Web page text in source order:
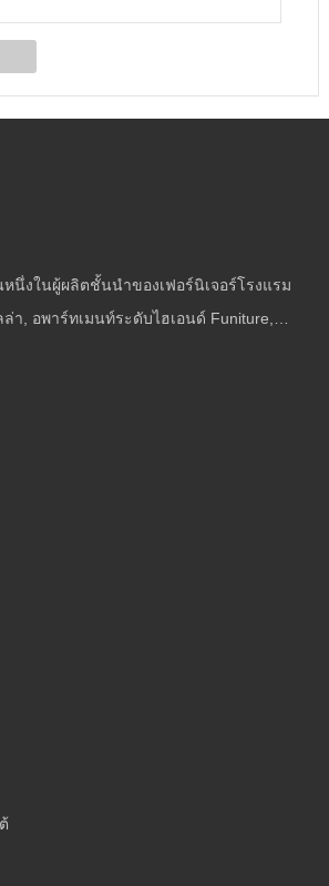
นึ่งในผู้ผลิตชั้นนําของเฟอร์นิเจอร์โรงแรม
า, อพาร์ทเมนท์ระดับไฮเอนด์ Funiture,